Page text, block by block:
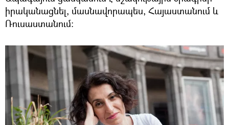
իրականացնել, մասնավորապես, Հայաստանում և
Ռուսաստանում: